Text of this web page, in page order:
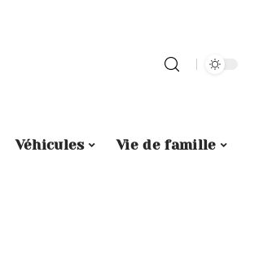
Véhicules
Vie de famille